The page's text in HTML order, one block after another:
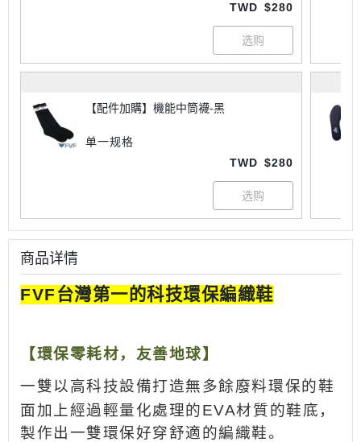
TWD $280
【配件加購】機能中筒襪-黑
单一规格
TWD $280
商品详情
FVF 台灣第一的科技環保編織鞋
【環保零耗材，友善地球】
一雙以高科技設備打造無多餘廢料環保的鞋
面加上經過輕量化處理的EVA材質的鞋底，
製作出一雙環保好穿舒適的編織鞋。